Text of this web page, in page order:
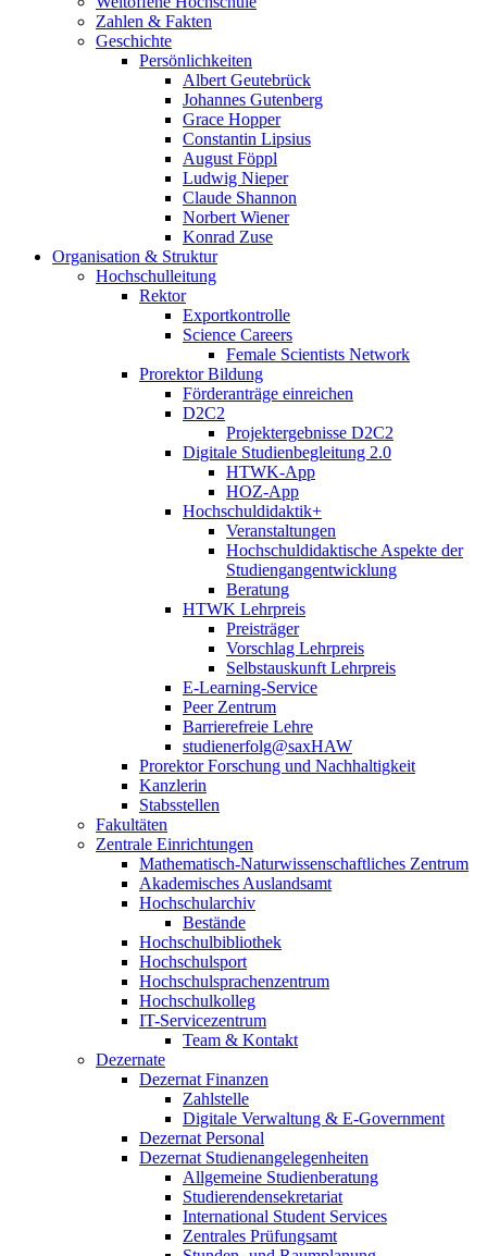
Zahlen & Fakten
Geschichte
Persönlichkeiten
Albert Geutebrück
Johannes Gutenberg
Grace Hopper
Constantin Lipsius
August Föppl
Ludwig Nieper
Claude Shannon
Norbert Wiener
Konrad Zuse
Organisation & Struktur
Hochschulleitung
Rektor
Exportkontrolle
Science Careers
Female Scientists Network
Prorektor Bildung
Förderanträge einreichen
D2C2
Projektergebnisse D2C2
Digitale Studienbegleitung 2.0
HTWK-App
HOZ-App
Hochschuldidaktik+
Veranstaltungen
Hochschuldidaktische Aspekte der
Studiengangentwicklung
Beratung
HTWK Lehrpreis
Preisträger
Vorschlag Lehrpreis
Selbstauskunft Lehrpreis
E-Learning-Service
Peer Zentrum
Barrierefreie Lehre
studienerfolg@saxHAW
Prorektor Forschung und Nachhaltigkeit
Kanzlerin
Stabsstellen
Fakultäten
Zentrale Einrichtungen
Mathematisch-Naturwissenschaftliches Zentrum
Akademisches Auslandsamt
Hochschularchiv
Bestände
Hochschulbibliothek
Hochschulsport
Hochschulsprachenzentrum
Hochschulkolleg
IT-Servicezentrum
Team & Kontakt
Dezernate
Dezernat Finanzen
Zahlstelle
Digitale Verwaltung & E-Government
Dezernat Personal
Dezernat Studienangelegenheiten
Allgemeine Studienberatung
Studierendensekretariat
International Student Services
Zentrales Prüfungsamt